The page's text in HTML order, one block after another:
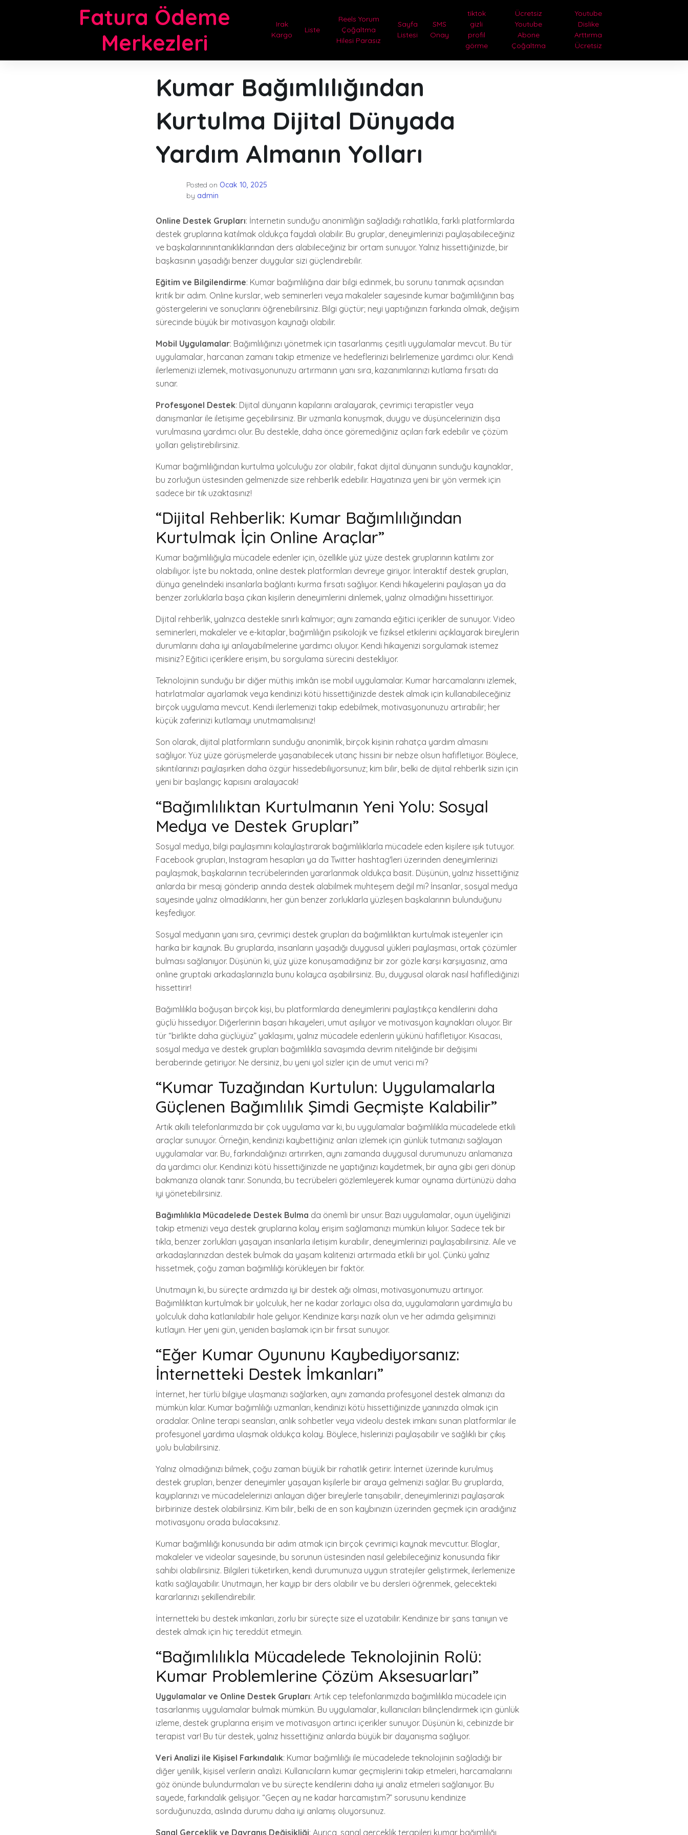
Fatura Ödeme
Merkezleri
Irak
Kargo
Liste
Reels Yorum
Çoğaltma
Hilesi Parasız
Sayfa
Listesi
SMS
Onay
tiktok
gizli
profil
görme
Ücretsiz
Youtube
Abone
Çoğaltma
Youtube
Dislike
Arttırma
Ücretsiz
Kumar Bağımlılığından
Kurtulma Dijital Dünyada
Yardım Almanın Yolları
Posted on Ocak 10, 2025
by admin
Online Destek Grupları: İnternetin sunduğu anonimliğin sağladığı rahatlıkla, farklı platformlarda
destek gruplarına katılmak oldukça faydalı olabilir. Bu gruplar, deneyimlerinizi paylaşabileceğiniz
ve başkalarınınıntanıklıklarından ders alabileceğiniz bir ortam sunuyor. Yalnız hissettiğinizde, bir
başkasının yaşadığı benzer duygular sizi güçlendirebilir.
Eğitim ve Bilgilendirme: Kumar bağımlılığına dair bilgi edinmek, bu sorunu tanımak açısından
kritik bir adım. Online kurslar, web seminerleri veya makaleler sayesinde kumar bağımlılığının baş
göstergelerini ve sonuçlarını öğrenebilirsiniz. Bilgi güçtür; neyi yaptığınızın farkında olmak, değişim
sürecinde büyük bir motivasyon kaynağı olabilir.
Mobil Uygulamalar: Bağımlılığınızı yönetmek için tasarlanmış çeşitli uygulamalar mevcut. Bu tür
uygulamalar, harcanan zamanı takip etmenize ve hedeflerinizi belirlemenize yardımcı olur. Kendi
ilerlemenizi izlemek, motivasyonunuzu artırmanın yanı sıra, kazanımlarınızı kutlama fırsatı da
sunar.
Profesyonel Destek: Dijital dünyanın kapılarını aralayarak, çevrimiçi terapistler veya
danışmanlar ile iletişime geçebilirsiniz. Bir uzmanla konuşmak, duygu ve düşüncelerinizin dışa
vurulmasına yardımcı olur. Bu destekle, daha önce göremediğiniz açıları fark edebilir ve çözüm
yolları geliştirebilirsiniz.
Kumar bağımlılığından kurtulma yolculuğu zor olabilir, fakat dijital dünyanın sunduğu kaynaklar,
bu zorluğun üstesinden gelmenizde size rehberlik edebilir. Hayatınıza yeni bir yön vermek için
sadece bir tık uzaktasınız!
“Dijital Rehberlik: Kumar Bağımlılığından
Kurtulmak İçin Online Araçlar”
Kumar bağımlılığıyla mücadele edenler için, özellikle yüz yüze destek gruplarının katılımı zor
olabiliyor. İşte bu noktada, online destek platformları devreye giriyor. İnteraktif destek grupları,
dünya genelindeki insanlarla bağlantı kurma fırsatı sağlıyor. Kendi hikayelerini paylaşan ya da
benzer zorluklarla başa çıkan kişilerin deneyimlerini dinlemek, yalnız olmadığını hissettiriyor.
Dijital rehberlik, yalnızca destekle sınırlı kalmıyor; aynı zamanda eğitici içerikler de sunuyor. Video
seminerleri, makaleler ve e-kitaplar, bağımlılığın psikolojik ve fiziksel etkilerini açıklayarak bireylerin
durumlarını daha iyi anlayabilmelerine yardımcı oluyor. Kendi hikayenizi sorgulamak istemez
misiniz? Eğitici içeriklere erişim, bu sorgulama sürecini destekliyor.
Teknolojinin sunduğu bir diğer müthiş imkân ise mobil uygulamalar. Kumar harcamalarını izlemek,
hatırlatmalar ayarlamak veya kendinizi kötü hissettiğinizde destek almak için kullanabileceğiniz
birçok uygulama mevcut. Kendi ilerlemenizi takip edebilmek, motivasyonunuzu artırabilir; her
küçük zaferinizi kutlamayı unutmamalısınız!
Son olarak, dijital platformların sunduğu anonimlik, birçok kişinin rahatça yardım almasını
sağlıyor. Yüz yüze görüşmelerde yaşanabilecek utanç hissini bir nebze olsun hafifletiyor. Böylece,
sıkıntılarınızı paylaşırken daha özgür hissedebiliyorsunuz; kim bilir, belki de dijital rehberlik sizin için
yeni bir başlangıç kapısını aralayacak!
“Bağımlılıktan Kurtulmanın Yeni Yolu: Sosyal
Medya ve Destek Grupları”
Sosyal medya, bilgi paylaşımını kolaylaştırarak bağımlılıklarla mücadele eden kişilere ışık tutuyor.
Facebook grupları, Instagram hesapları ya da Twitter hashtag'leri üzerinden deneyimlerinizi
paylaşmak, başkalarının tecrübelerinden yararlanmak oldukça basit. Düşünün, yalnız hissettiğiniz
anlarda bir mesaj gönderip anında destek alabilmek muhteşem değil mi? İnsanlar, sosyal medya
sayesinde yalnız olmadıklarını, her gün benzer zorluklarla yüzleşen başkalarının bulunduğunu
keşfediyor.
Sosyal medyanın yanı sıra, çevrimiçi destek grupları da bağımlılıktan kurtulmak isteyenler için
harika bir kaynak. Bu gruplarda, insanların yaşadığı duygusal yükleri paylaşması, ortak çözümler
bulması sağlanıyor. Düşünün ki, yüz yüze konuşamadığınız bir zor gözle karşı karşıyasınız, ama
online gruptaki arkadaşlarınızla bunu kolayca aşabilirsiniz. Bu, duygusal olarak nasıl hafiflediğinizi
hissettirir!
Bağımlılıkla boğuşan birçok kişi, bu platformlarda deneyimlerini paylaştıkça kendilerini daha
güçlü hissediyor. Diğerlerinin başarı hikayeleri, umut aşılıyor ve motivasyon kaynakları oluyor. Bir
tür “birlikte daha güçlüyüz” yaklaşımı, yalnız mücadele edenlerin yükünü hafifletiyor. Kısacası,
sosyal medya ve destek grupları bağımlılıkla savaşımda devrim niteliğinde bir değişimi
beraberinde getiriyor. Ne dersiniz, bu yeni yol sizler için de umut verici mi?
“Kumar Tuzağından Kurtulun: Uygulamalarla
Güçlenen Bağımlılık Şimdi Geçmişte Kalabilir”
Artık akıllı telefonlarımızda bir çok uygulama var ki, bu uygulamalar bağımlılıkla mücadelede etkili
araçlar sunuyor. Örneğin, kendinizi kaybettiğiniz anları izlemek için günlük tutmanızı sağlayan
uygulamalar var. Bu, farkındalığınızı artırırken, aynı zamanda duygusal durumunuzu anlamanıza
da yardımcı olur. Kendinizi kötü hissettiğinizde ne yaptığınızı kaydetmek, bir ayna gibi geri dönüp
bakmanıza olanak tanır. Sonunda, bu tecrübeleri gözlemleyerek kumar oynama dürtünüzü daha
iyi yönetebilirsiniz.
Bağımlılıkla Mücadelede Destek Bulma da önemli bir unsur. Bazı uygulamalar, oyun üyeliğinizi
takip etmenizi veya destek gruplarına kolay erişim sağlamanızı mümkün kılıyor. Sadece tek bir
tıkla, benzer zorlukları yaşayan insanlarla iletişim kurabilir, deneyimlerinizi paylaşabilirsiniz. Aile ve
arkadaşlarınızdan destek bulmak da yaşam kalitenizi artırmada etkili bir yol. Çünkü yalnız
hissetmek, çoğu zaman bağımlılığı körükleyen bir faktör.
Unutmayın ki, bu süreçte ardımızda iyi bir destek ağı olması, motivasyonumuzu artırıyor.
Bağımlılıktan kurtulmak bir yolculuk, her ne kadar zorlayıcı olsa da, uygulamaların yardımıyla bu
yolculuk daha katlanılabilir hale geliyor. Kendinize karşı nazik olun ve her adımda gelişiminizi
kutlayın. Her yeni gün, yeniden başlamak için bir fırsat sunuyor.
“Eğer Kumar Oyununu Kaybediyorsanız:
İnternetteki Destek İmkanları”
İnternet, her türlü bilgiye ulaşmanızı sağlarken, aynı zamanda profesyonel destek almanızı da
mümkün kılar. Kumar bağımlılığı uzmanları, kendinizi kötü hissettiğinizde yanınızda olmak için
oradalar. Online terapi seansları, anlık sohbetler veya videolu destek imkanı sunan platformlar ile
profesyonel yardıma ulaşmak oldukça kolay. Böylece, hislerinizi paylaşabilir ve sağlıklı bir çıkış
yolu bulabilirsiniz.
Yalnız olmadığınızı bilmek, çoğu zaman büyük bir rahatlık getirir. İnternet üzerinde kurulmuş
destek grupları, benzer deneyimler yaşayan kişilerle bir araya gelmenizi sağlar. Bu gruplarda,
kayıplarınızı ve mücadelelerinizi anlayan diğer bireylerle tanışabilir, deneyimlerinizi paylaşarak
birbirinize destek olabilirsiniz. Kim bilir, belki de en son kaybınızın üzerinden geçmek için aradığınız
motivasyonu orada bulacaksınız.
Kumar bağımlılığı konusunda bir adım atmak için birçok çevrimiçi kaynak mevcuttur. Bloglar,
makaleler ve videolar sayesinde, bu sorunun üstesinden nasıl gelebileceğiniz konusunda fikir
sahibi olabilirsiniz. Bilgileri tüketirken, kendi durumunuza uygun stratejiler geliştirmek, ilerlemenize
katkı sağlayabilir. Unutmayın, her kayıp bir ders olabilir ve bu dersleri öğrenmek, gelecekteki
kararlarınızı şekillendirebilir.
İnternetteki bu destek imkanları, zorlu bir süreçte size el uzatabilir. Kendinize bir şans tanıyın ve
destek almak için hiç tereddüt etmeyin.
“Bağımlılıkla Mücadelede Teknolojinin Rolü:
Kumar Problemlerine Çözüm Aksesuarları”
Uygulamalar ve Online Destek Grupları: Artık cep telefonlarımızda bağımlılıkla mücadele için
tasarlanmış uygulamalar bulmak mümkün. Bu uygulamalar, kullanıcıları bilinçlendirmek için günlük
izleme, destek gruplarına erişim ve motivasyon artırıcı içerikler sunuyor. Düşünün ki, cebinizde bir
terapist var! Bu tür destek, yalnız hissettiğiniz anlarda büyük bir dayanışma sağlıyor.
Veri Analizi ile Kişisel Farkındalık: Kumar bağımlılığı ile mücadelede teknolojinin sağladığı bir
diğer yenilik, kişisel verilerin analizi. Kullanıcıların kumar geçmişlerini takip etmeleri, harcamalarını
göz önünde bulundurmaları ve bu süreçte kendilerini daha iyi analiz etmeleri sağlanıyor. Bu
sayede, farkındalık gelişiyor. “Geçen ay ne kadar harcamıştım?” sorusunu kendinize
sorduğunuzda, aslında durumu daha iyi anlamış oluyorsunuz.
Sanal Gerçeklik ve Davranış Değişikliği: Ayrıca, sanal gerçeklik terapileri kumar bağımlılığı